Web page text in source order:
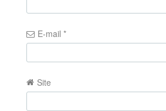
E-mail *
Site